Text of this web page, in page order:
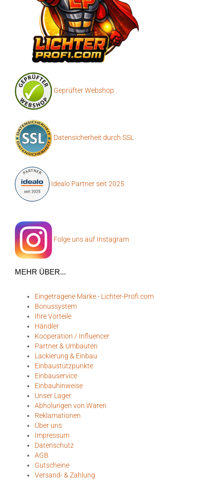
Geprüfter Webshop
Datensicherheit durch SSL
Idealo Partner seit 2025
Folge uns auf Instagram
MEHR ÜBER...
Eingetragene Marke - Lichter-Profi.com
Bonussystem
Ihre Vorteile
Händler
Kooperation / Influencer
Partner & Umbauten
Lackierung & Einbau
Einbaustützpunkte
Einbauservice
Einbauhinweise
Unser Lager
Abholungen von Waren
Reklamationen
Über uns
Impressum
Datenschutz
AGB
Gutscheine
Versand- & Zahlung